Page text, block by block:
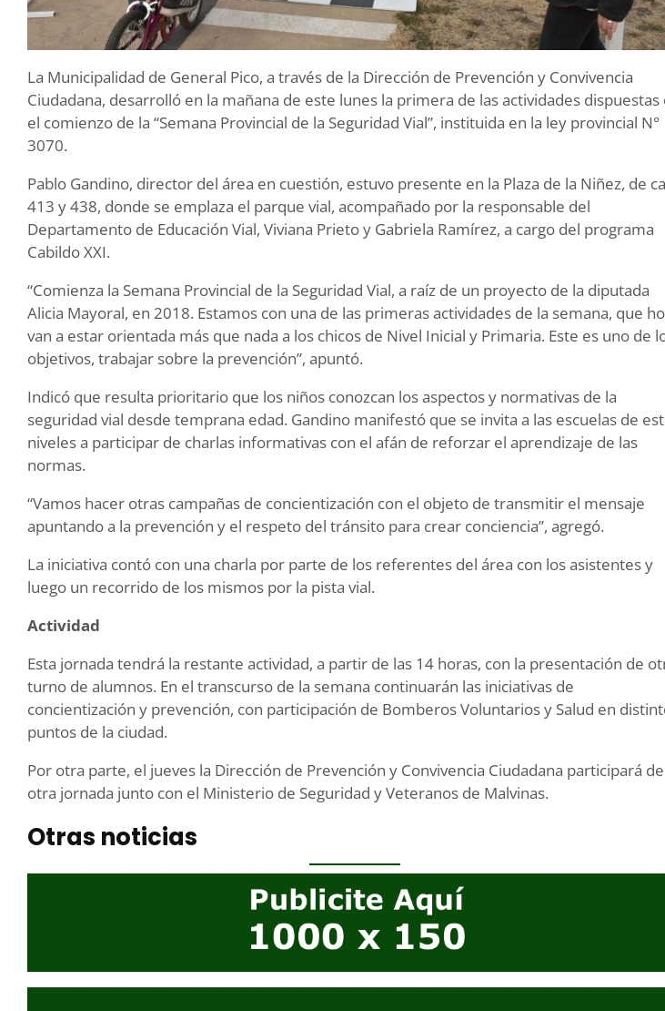
La Municipalidad de General Pico, a través de la Dirección de Prevención y Convivencia
Ciudadana, desarrolló en la mañana de este lunes la primera de las actividades dispuestas
el comienzo de la “Semana Provincial de la Seguridad Vial”, instituida en la ley provincial N°
3070.
Pablo Gandino, director del área en cuestión, estuvo presente en la Plaza de la Niñez, de
413 y 438, donde se emplaza el parque vial, acompañado por la responsable del
Departamento de Educación Vial, Viviana Prieto y Gabriela Ramírez, a cargo del programa
Cabildo XXI.
“Comienza la Semana Provincial de la Seguridad Vial, a raíz de un proyecto de la diputada
Alicia Mayoral, en 2018. Estamos con una de las primeras actividades de la semana, que
van a estar orientada más que nada a los chicos de Nivel Inicial y Primaria. Este es uno de
objetivos, trabajar sobre la prevención”, apuntó.
Indicó que resulta prioritario que los niños conozcan los aspectos y normativas de la
seguridad vial desde temprana edad. Gandino manifestó que se invita a las escuelas de
niveles a participar de charlas informativas con el afán de reforzar el aprendizaje de las
normas.
“Vamos hacer otras campañas de concientización con el objeto de transmitir el mensaje
apuntando a la prevención y el respeto del tránsito para crear conciencia”, agregó.
La iniciativa contó con una charla por parte de los referentes del área con los asistentes y
luego un recorrido de los mismos por la pista vial.
Actividad
Esta jornada tendrá la restante actividad, a partir de las 14 horas, con la presentación de
turno de alumnos. En el transcurso de la semana continuarán las iniciativas de
concientización y prevención, con participación de Bomberos Voluntarios y Salud en
puntos de la ciudad.
Por otra parte, el jueves la Dirección de Prevención y Convivencia Ciudadana participará de
otra jornada junto con el Ministerio de Seguridad y Veteranos de Malvinas.
Otras noticias